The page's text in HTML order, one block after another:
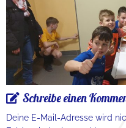
Schreibe einen
Deine E-Mail-Adresse wird